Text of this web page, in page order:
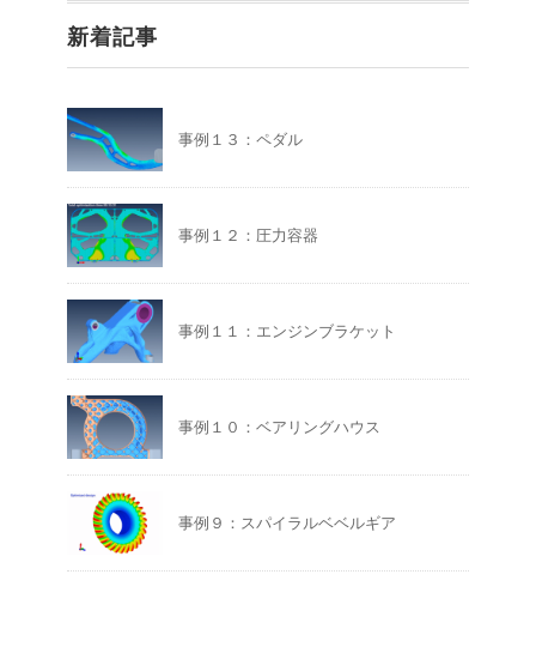
新着記事
事例１３：ペダル
事例１２：圧力容器
事例１１：エンジンブラケット
事例１０：ベアリングハウス
事例９：スパイラルベベルギア